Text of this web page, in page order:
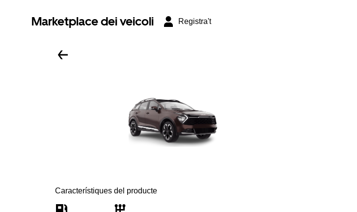
Marketplace dei veicoli Registra't
Característiques del producte